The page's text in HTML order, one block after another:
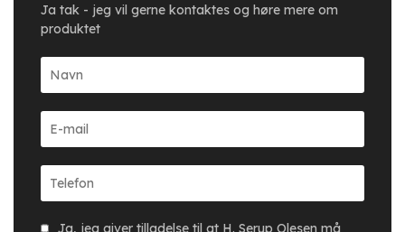
Ja tak - jeg vil gerne kontaktes og høre mere om
produktet
Ja, jeg giver tilladelse til at H. Serup Olesen må